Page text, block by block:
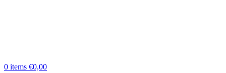
0 items €0,00